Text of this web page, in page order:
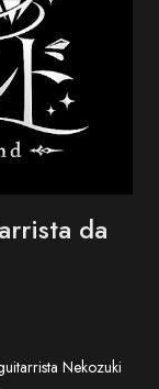
nu Takara",
e "Umi no Koe" ,
da
Nekozuki